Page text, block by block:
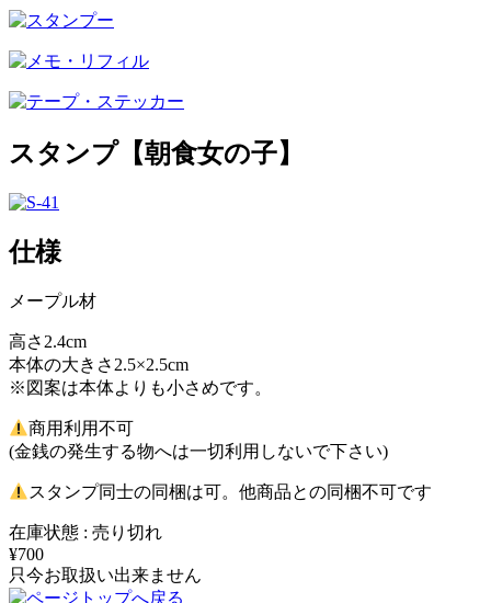
スタンプ【朝食女の子】
仕様
メープル材
高さ2.4cm
本体の大きさ2.5×2.5cm
※図案は本体よりも小さめです。
商用利用不可
(金銭の発生する物へは一切利用しないで下さい)
スタンプ同士の同梱は可。他商品との同梱不可です
在庫状態 : 売り切れ
¥700
只今お取扱い出来ません